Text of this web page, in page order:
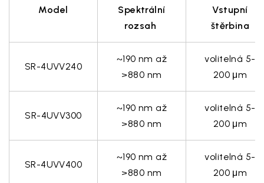
Model
Spektrální
rozsah
Vstupní
štěrbina
SR-4UVV240
~190 nm až
>880 nm
volitelná 5-
200 μm
SR-4UVV300
~190 nm až
>880 nm
volitelná 5-
200 μm
SR-4UVV400
~190 nm až
>880 nm
volitelná 5-
200 μm